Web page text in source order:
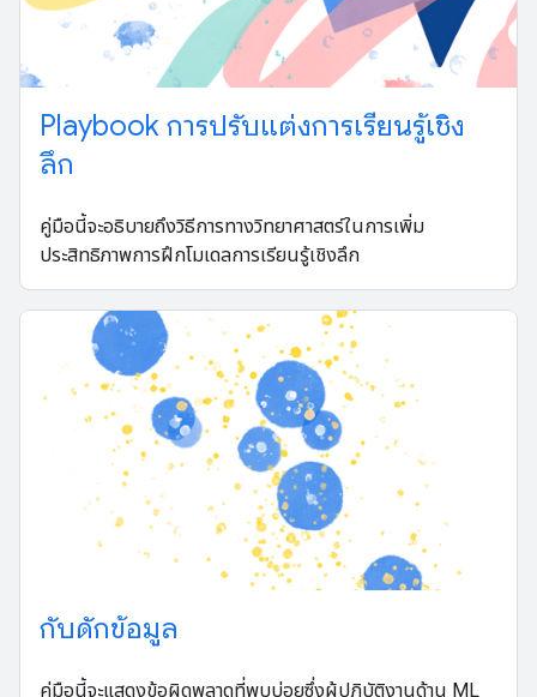
Playbook การปรับแต่งการเรียนรู้เชิง
ลึก
คู่มือนี้จะอธิบายถึงวิธีการทางวิทยาศาสตร์ในการเพิ่ม
ประสิทธิภาพการฝึกโมเดลการเรียนรู้เชิงลึก
กับดักข้อมูล
คู่มือนี้จะแสดงข้อผิดพลาดที่พบบ่อยซึ่งผู้ปฏิบัติงานด้าน ML